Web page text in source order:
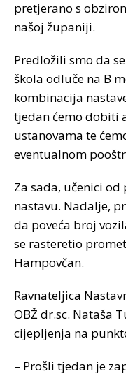
pretjerano s
našoj županiji.
Predložili smo da
škola odluče na B
kombinacija
tjedan ćemo dobiti
ustanovama te
eventualnom
Za sada, učenici
nastavu. Nadalje,
da poveća broj
se rasteretio
Hampovčan.
Ravnateljica
OBŽ dr.sc. Nataša
cijepljenja na
– Prošli tjedan je